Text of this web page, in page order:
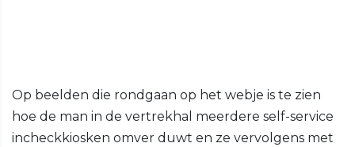
Op beelden die rondgaan op het webje is te zien
hoe de man in de vertrekhal meerdere self-service
incheckkiosken omver duwt en ze vervolgens met